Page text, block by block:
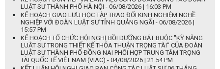
LUẬT SƯ THÀNH PHỐ HÀ NỘI - 06/08/2026 | 16:03 PM
KẾ HOẠCH GIAO LƯU HỌC TẬP TRAO ĐỔI KINH NGHIỆM NGHỀ
NGHIỆP VỚI ĐOÀN LUẬT SƯ TỈNH QUẢNG NGÃI - 06/08/2026 |
15:57 PM
KẾ HOẠCH TỔ CHỨC HỘI NGHỊ BỒI DƯỠNG BẮT BUỘC "KỸ NĂNG
LUẬT SƯ TRONG THIẾT KẾ THỎA THUẬN TRỌNG TÀI" CỦA ĐOÀN
LUẬT SƯ THÀNH PHỐ ĐỒNG NAI PHỐI HỢP TRUNG TÂM TRỌNG
TÀI QUỐC TẾ VIỆT NAM (VIAC) - 04/08/2026 | 21:54 PM